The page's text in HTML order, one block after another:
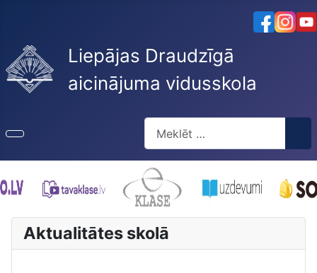
Liepājas Draudzīgā
aicinājuma vidusskola
Type 2 or more characters for
Aktualitātes skolā